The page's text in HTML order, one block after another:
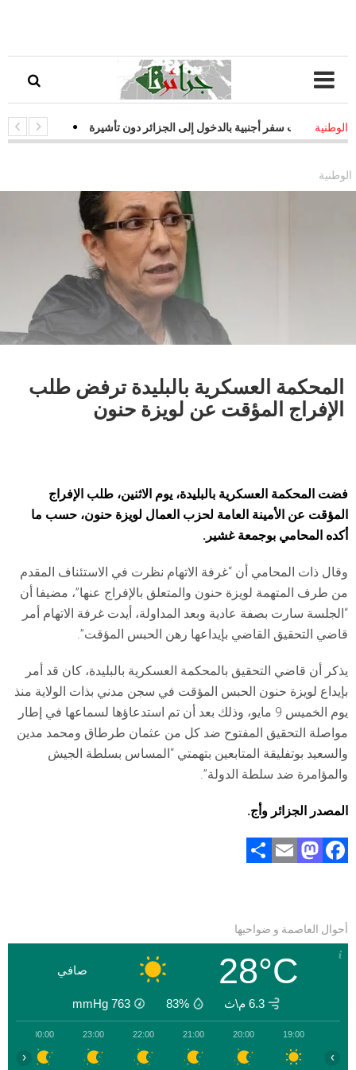
الوطنيةسفر أجنبية بالدخول إلى الجزائر دون تأشيرة - قفزة نوعية في
الوطنية
المحكمة العسكرية بالبليدة ترفض طلب
الإفراج المؤقت عن لويزة حنون
فضت المحكمة العسكرية بالبليدة، يوم الاثنين، طلب الإفراج
المؤقت عن الأمينة العامة لحزب العمال لويزة حنون، حسب ما
أكده المحامي بوجمعة غشير.
وقال ذات المحامي أن “غرفة الاتهام نظرت في الاستئناف المقدم
من طرف المتهمة لويزة حنون والمتعلق بالإفراج عنها”، مضيفا أن
“الجلسة سارت بصفة عادية وبعد المداولة، أيدت غرفة الاتهام أمر
قاضي التحقيق القاضي بإيداعها رهن الحبس المؤقت”.
يذكر أن قاضي التحقيق بالمحكمة العسكرية بالبليدة، كان قد أمر
بإيداع لويزة حنون الحبس المؤقت في سجن مدني بذات الولاية منذ
يوم الخميس 9 مايو، وذلك بعد أن تم استدعاؤها لسماعها في إطار
مواصلة التحقيق المفتوح ضد كل من عثمان طرطاق ومحمد مدين
والسعيد بوتفليقة المتابعين بتهمتي “المساس بسلطة الجيش
والمؤامرة ضد سلطة الدولة”.
المصدر الجزائر وأج.
F
b
o
M
o
d
o
E
l
e
أحوال العاصمة و ضواحيها
28°C صافي
6.3 م\ث 83%
763
mmHg
19:00
20:00
21:00
22:00
23:00
00:00
‹ ›